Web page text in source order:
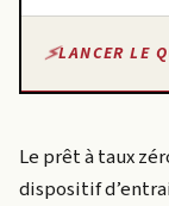
LANCER LE
Le prêt à taux
dispositif